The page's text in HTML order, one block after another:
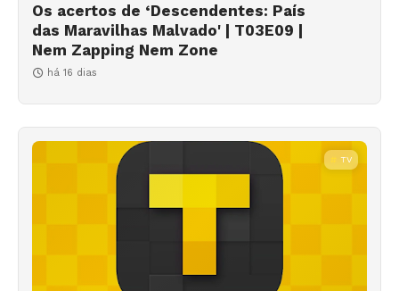
Os acertos de ‘Descendentes: País
das Maravilhas Malvado' | T03E09 |
Nem Zapping Nem Zone
há 16 dias
TV